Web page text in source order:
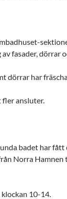
fasader, dörrar
dörrar har
fler ansluter.
badet har
Norra
10-14.